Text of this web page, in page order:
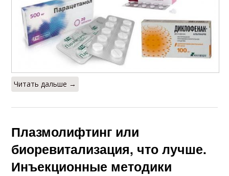
Читать дальше →
Плазмолифтинг или
биоревитализация, что лучше.
Инъекционные методики